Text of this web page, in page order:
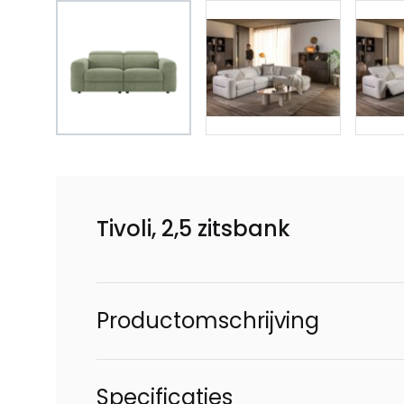
Tivoli, 2,5 zitsbank
Productomschrijving
Specificaties